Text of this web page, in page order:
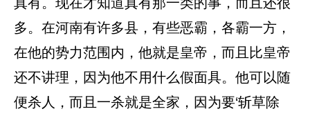
多。在河南有许多县，有些恶霸，各霸一方，
在他的势力范围内，他就是皇帝，而且比皇帝
还不讲理，因为他不用什么假面具。他可以随
便杀人，而且一杀就是全家，因为要‘斩草除